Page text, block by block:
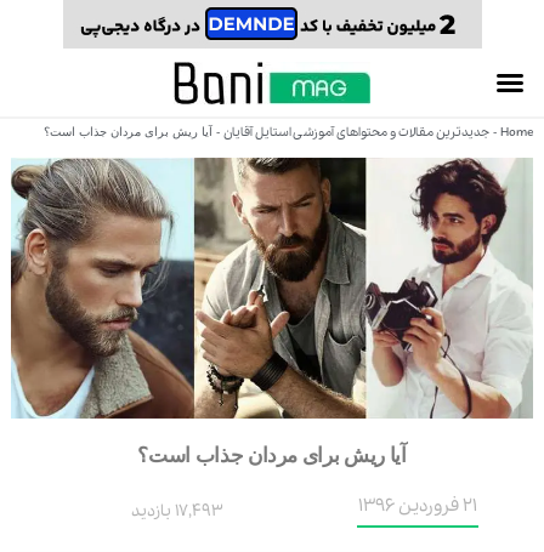
Home
- جدیدترین مقالات و محتواهای آموزشی استایل آقایان - آیا ریش برای مردان جذاب است؟
آیا ریش برای مردان جذاب است؟
21 فروردین 1396 17,493 بازدید